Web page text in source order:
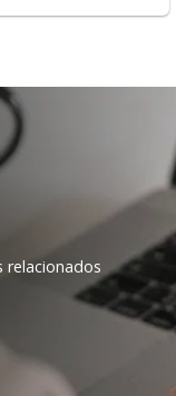
relacionados